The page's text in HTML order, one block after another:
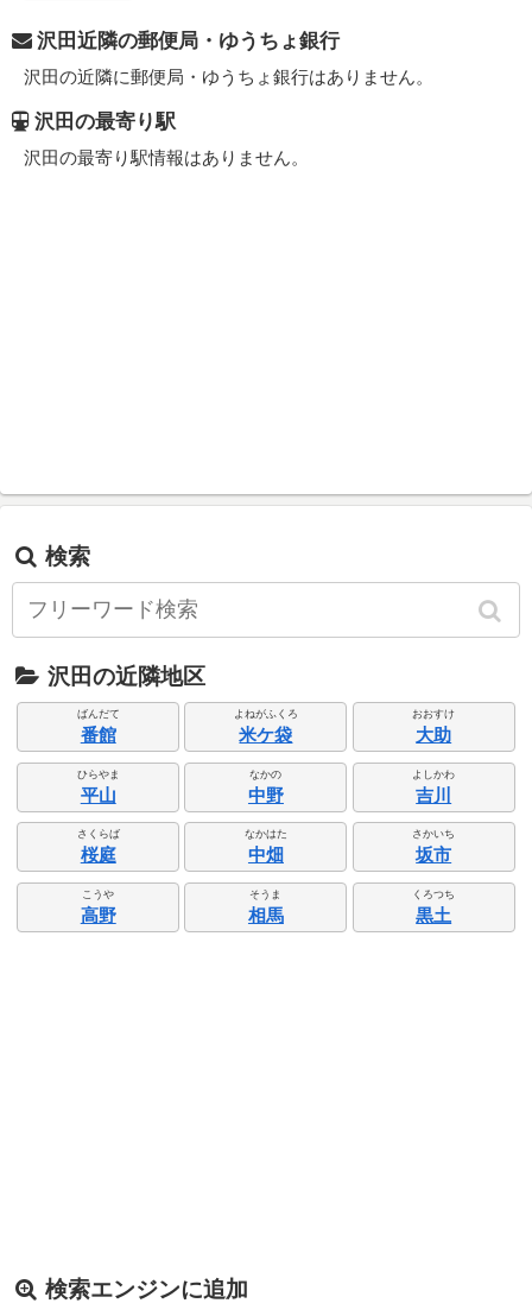
沢田近隣の郵便局・ゆうちょ銀行
沢田の近隣に郵便局・ゆうちょ銀行はありません。
沢田の最寄り駅
沢田の最寄り駅情報はありません。
検索
沢田の近隣地区
ばんだて
番館
よねがふくろ
米ケ袋
おおすけ
大助
ひらやま
平山
なかの
中野
よしかわ
吉川
さくらば
桜庭
なかはた
中畑
さかいち
坂市
こうや
高野
そうま
相馬
くろつち
黒土
検索エンジンに追加